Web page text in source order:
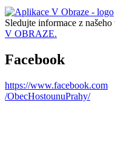
Sledujte informace z
V OBRAZE.
Facebook
https://www.facebook.com
/ObecHostounuPrahy/